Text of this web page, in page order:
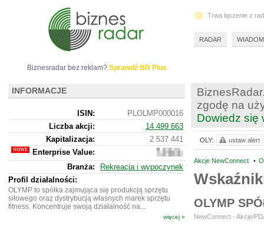
zgodę na
Dowiedz się
Akcje NewConnect •
OLYMP
NewConnect - Akcje/
OLY: ustaw alert
Biznesradar bez reklam? Sprawdź BR Plus
INFORMACJE
ISIN:
PLOLMP000016
Liczba akcji:
14 499 663
Kapitalizacja:
2 537 441
Enterprise Value:
2
601
441
Branża:
Rekreacja i wypoczynek
Profil działalności:
OLYMP to spółka zajmująca się produkcją sprzętu
siłowego oraz dystrybucją własnych marek sprzętu
fitness. Koncentruje swoją działalność na...
więcej »
Trwa łączenie z
RADAR